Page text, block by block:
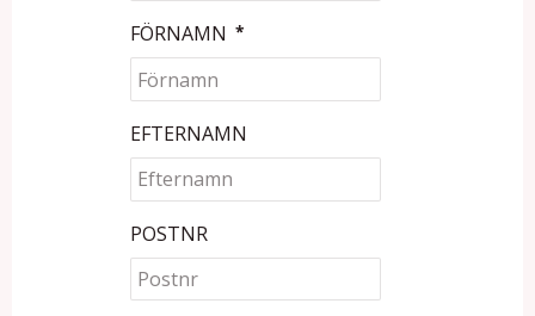
FÖRNAMN *
EFTERNAMN
POSTNR